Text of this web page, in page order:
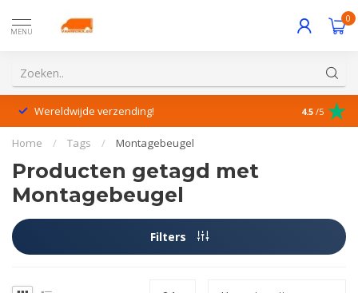
MENU
0
Wereldwijde verzending! 4.5 /5
Home / Tags / Montagebeugel
Producten getagd met
Montagebeugel
Filters